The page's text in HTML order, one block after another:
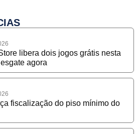
libera dois jogos grátis nesta
agora
fiscalização do piso mínimo do